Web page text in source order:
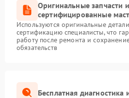
Оригинальные запчасти и
сертифицированные
Используются оригинальные
сертификацию специалисты, что
работу после ремонта и
обязательств
Бесплатная